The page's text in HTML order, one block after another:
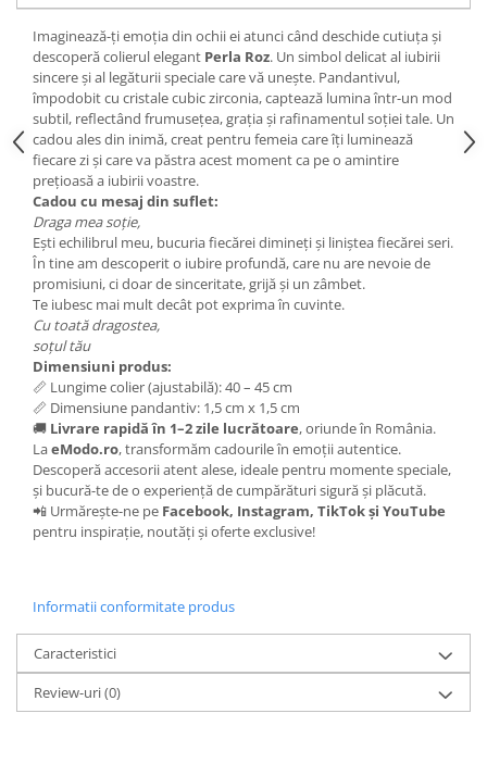
Imaginează-ți emoția din ochii ei atunci când deschide cutiuța și
descoperă colierul elegant Perla Roz. Un simbol delicat al iubirii
sincere și al legăturii speciale care vă unește. Pandantivul,
împodobit cu cristale cubic zirconia, captează lumina într-un mod
subtil, reflectând frumusețea, grația și rafinamentul soției tale. Un
cadou ales din inimă, creat pentru femeia care îți luminează
fiecare zi și care va păstra acest moment ca pe o amintire
prețioasă a iubirii voastre.
Cadou cu mesaj din suflet:
Draga mea soție,
Ești echilibrul meu, bucuria fiecărei dimineți și liniștea fiecărei seri.
În tine am descoperit o iubire profundă, care nu are nevoie de
promisiuni, ci doar de sinceritate, grijă și un zâmbet.
Te iubesc mai mult decât pot exprima în cuvinte.
Cu toată dragostea,
soțul tău
Dimensiuni produs:
📏 Lungime colier (ajustabilă): 40 – 45 cm
📏 Dimensiune pandantiv: 1,5 cm x 1,5 cm
🚚 Livrare rapidă în 1–2 zile lucrătoare, oriunde în România.
LaeModo.ro, transformăm cadourile în emoții autentice.
Descoperă accesorii atent alese, ideale pentru momente speciale,
și bucură-te de o experiență de cumpărături sigură și plăcută.
📲 Urmărește-ne pe Facebook, Instagram, TikTok și YouTube
pentru inspirație, noutăți și oferte exclusive!
Informatii conformitate produs
Caracteristici
Review-uri(0)